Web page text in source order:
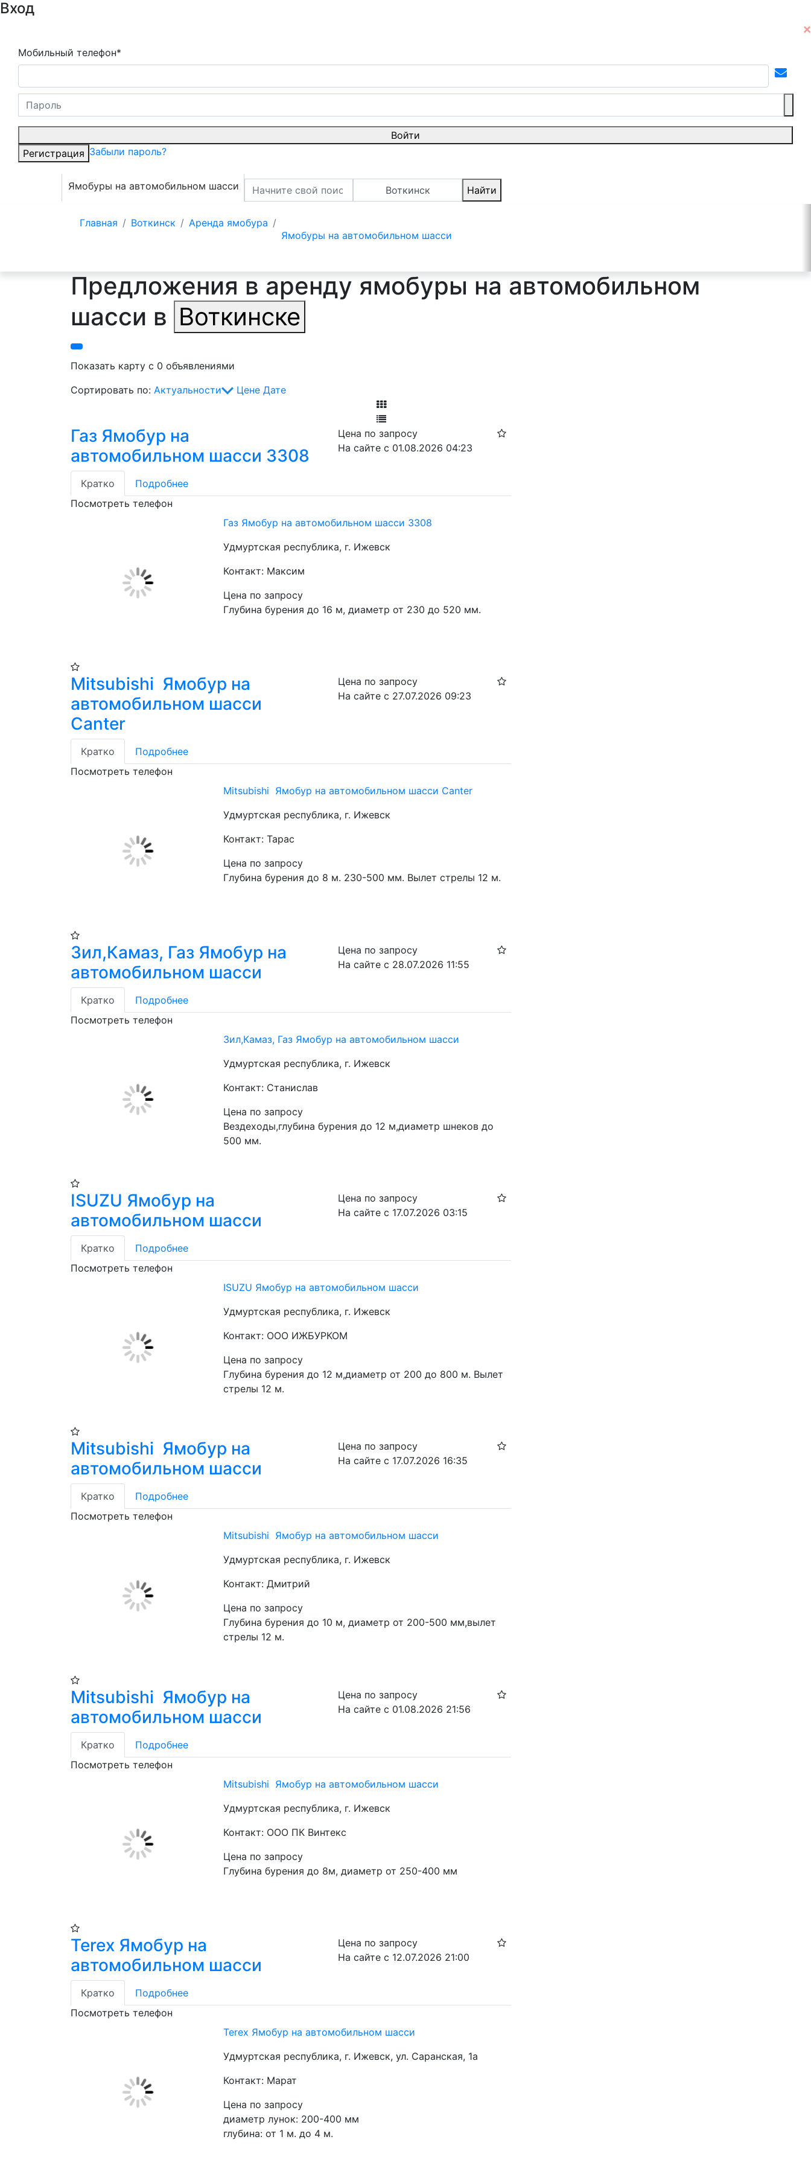
Вход
Мобильный телефон*
Войти
Регистрация Забыли пароль?
Ямобуры на автомобильном шасси Воткинск Найти
Главная Воткинск
Аренда ямобура
Ямобуры на автомобильном шасси
Предложения в аренду ямобуры на автомобильном
шасси в Воткинске
Показать карту с 0 объявлениями
Сортировать по: Актуальности Цене Дате
Газ Ямобур на
автомобильном шасси 3308
Цена по запросу
На сайте с 01.08.2026 04:23
Кратко
Подробнее
Посмотреть телефон
Газ Ямобур на автомобильном шасси 3308
Удмуртская республика, г. Ижевск
Контакт: Максим
Цена по запросу
Глубина бурения до 16 м, диаметр от 230 до 520 мм.
Mitsubishi Ямобур на
автомобильном шасси
Canter
Цена по запросу
На сайте с 27.07.2026 09:23
Кратко
Подробнее
Посмотреть телефон
Mitsubishi Ямобур на автомобильном шасси Canter
Удмуртская республика, г. Ижевск
Контакт: Тарас
Цена по запросу
Глубина бурения до 8 м. 230-500 мм. Вылет стрелы 12 м.
Зил,Камаз, Газ Ямобур на
автомобильном шасси
Цена по запросу
На сайте с 28.07.2026 11:55
Кратко
Подробнее
Посмотреть телефон
Зил,Камаз, Газ Ямобур на автомобильном шасси
Удмуртская республика, г. Ижевск
Контакт: Станислав
Цена по запросу
Вездеходы,глубина бурения до 12 м,диаметр шнеков до
500 мм.
ISUZU Ямобур на
автомобильном шасси
Цена по запросу
На сайте с 17.07.2026 03:15
Кратко
Подробнее
Посмотреть телефон
ISUZU Ямобур на автомобильном шасси
Удмуртская республика, г. Ижевск
Контакт: ООО ИЖБУРКОМ
Цена по запросу
Глубина бурения до 12 м,диаметр от 200 до 800 м. Вылет
стрелы 12 м.
Mitsubishi Ямобур на
автомобильном шасси
Цена по запросу
На сайте с 17.07.2026 16:35
Кратко
Подробнее
Посмотреть телефон
Mitsubishi Ямобур на автомобильном шасси
Удмуртская республика, г. Ижевск
Контакт: Дмитрий
Цена по запросу
Глубина бурения до 10 м, диаметр от 200-500 мм,вылет
стрелы 12 м.
Mitsubishi Ямобур на
автомобильном шасси
Цена по запросу
На сайте с 01.08.2026 21:56
Кратко
Подробнее
Посмотреть телефон
Mitsubishi Ямобур на автомобильном шасси
Удмуртская республика, г. Ижевск
Контакт: ООО ПК Винтекс
Цена по запросу
Глубина бурения до 8м, диаметр от 250-400 мм
Terex Ямобур на
автомобильном шасси
Цена по запросу
На сайте с 12.07.2026 21:00
Кратко
Подробнее
Посмотреть телефон
Terex Ямобур на автомобильном шасси
Удмуртская республика, г. Ижевск, ул. Саранская, 1а
Контакт: Марат
Цена по запросу
диаметр лунок: 200-400 мм
глубина: от 1 м. до 4 м.